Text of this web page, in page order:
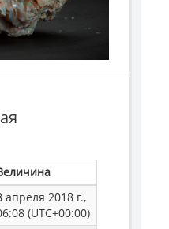
апреля 2018 г.,
(UTC+00:00)